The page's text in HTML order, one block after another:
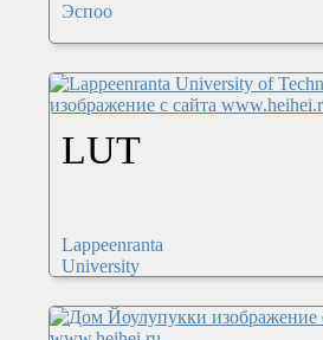
Эспоо
LUT
Lappeenranta
University